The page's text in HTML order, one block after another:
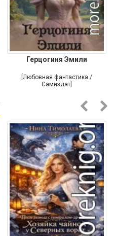
Герцогиня Эмили
[Любовная фантастика /
Самиздат]